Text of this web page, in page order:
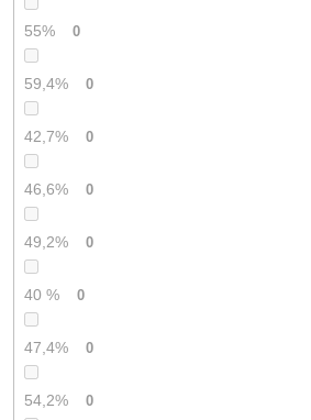
55% 0
59,4% 0
42,7% 0
46,6% 0
49,2% 0
40 % 0
47,4% 0
54,2% 0